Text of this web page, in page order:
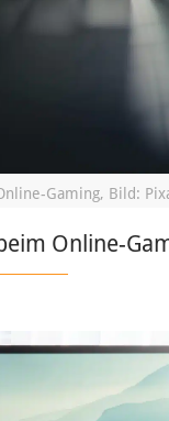
Gaming, Bild:
Online-